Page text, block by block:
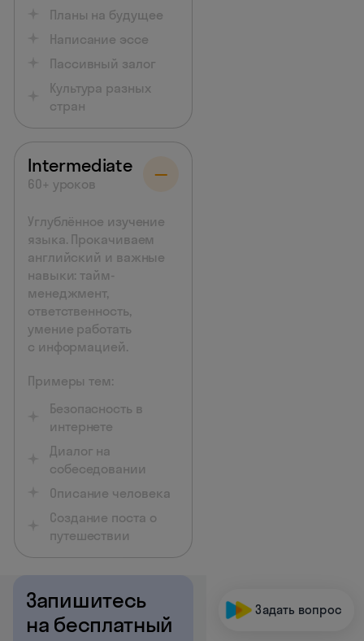
Планы на будущее
Написание эссе
Пассивный залог
Культура разных
стран
Intermediate
60+ уроков
Углублённое изучение
языка. Прокачиваем
английский и важные
навыки: тайм-
менеджмент,
ответственность,
умение работать
с информацией.
Примеры тем:
Безопасность в
интернете
Диалог на
собеседовании
Описание человека
Создание поста о
путешествии
Запишитесь
на бесплатный
Задать вопрос